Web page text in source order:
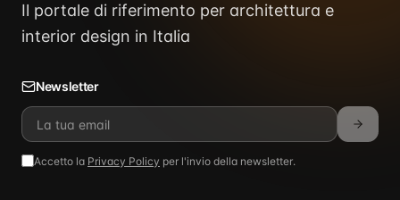
Il portale di riferimento per architettura e
interior design in Italia
Newsletter
Accetto la Privacy Policy per l'invio della newsletter.